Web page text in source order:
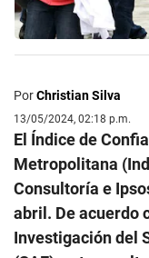
PorChristian Silva
13/05/2024, 02:18 p.m.
El Índice de
Metropolitana
Consultoría e
abril. De acuerdo
Investigación del